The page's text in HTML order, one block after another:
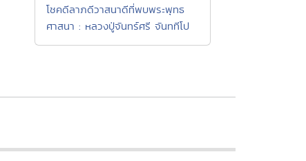
โชคดีลาภดีวาสนาดีที่พบพระพุทธ
ศาสนา : หลวงปู่จันทร์ศรี จันททีโป